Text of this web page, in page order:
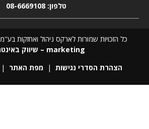
טלפון: 08-6669108
כל הזכויות שמורות לארקס ניהול ואחזקות בע"מ 2025 |
marketing – שיווק באינטרנט
הצהרת הסדרי נגישות | מפת האתר |